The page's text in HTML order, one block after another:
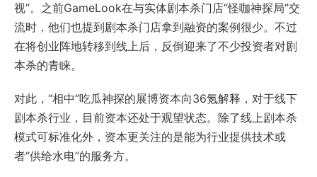
视”。之前GameLook在与实体剧本杀门店“怪咖神探局”交
流时，他们也提到剧本杀门店拿到融资的案例很少。不过
在将创业阵地转移到线上后，反倒迎来了不少投资者对剧
本杀的青睐。
对此，“相中”吃瓜神探的展博资本向36氪解释，对于线下
剧本杀行业，目前资本还处于观望状态。除了线上剧本杀
模式可标准化外，资本更关注的是能为行业提供技术或
者“供给水电”的服务方。